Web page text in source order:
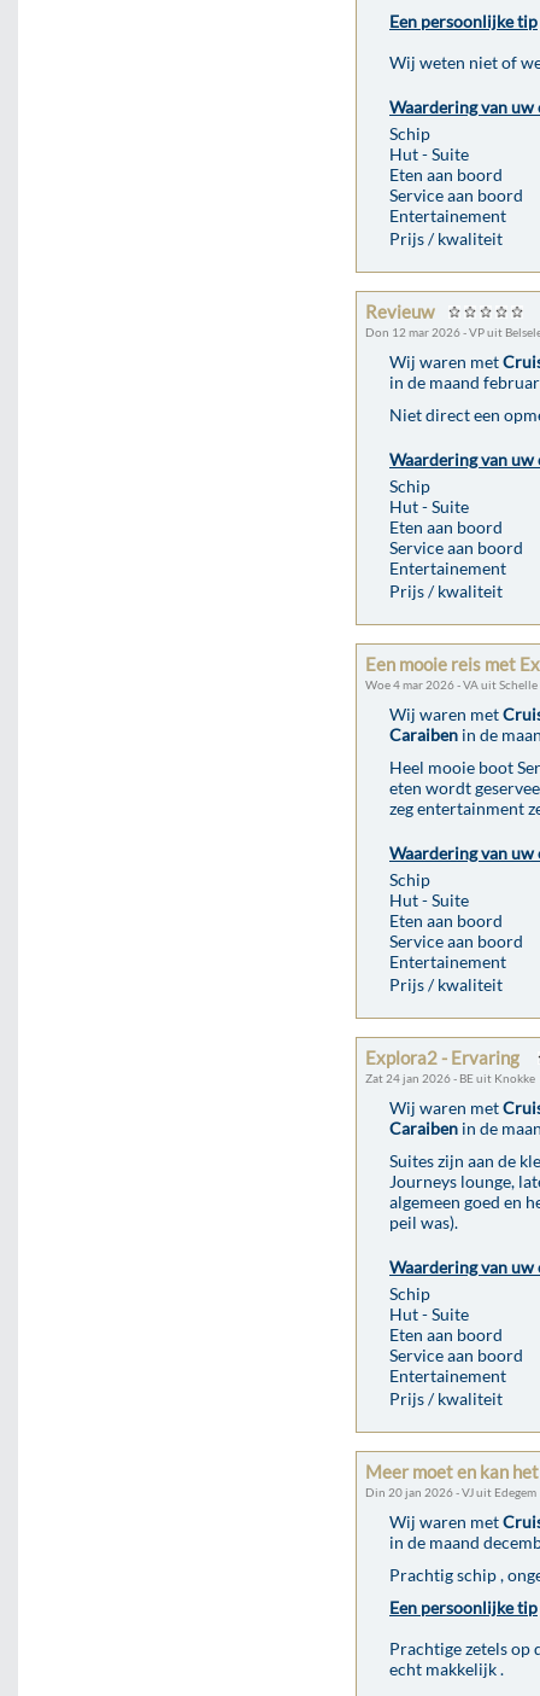
Een persoonlijke tip
Wij weten niet of
Waardering van uw
Schip
Hut - Suite
Eten aan boord
Service aan boord
Entertainement
Prijs / kwaliteit
Revieuw
Don 12 mar 2026 - VP uit
Wij waren met
in de maand
Niet direct een
Waardering van uw
Schip
Hut - Suite
Eten aan boord
Service aan boord
Entertainement
Prijs / kwaliteit
Een mooie reis met
Woe 4 mar 2026 - VA uit Schelle
Wij waren met
Caraiben in de
Heel mooie boot
eten wordt
zeg entertainment
Waardering van uw
Schip
Hut - Suite
Eten aan boord
Service aan boord
Entertainement
Prijs / kwaliteit
Explora2 - Ervaring
Zat 24 jan 2026 - BE uit Knokke
Wij waren met
Caraiben in de
Suites zijn aan de
Journeys lounge,
algemeen goed en
peil was).
Waardering van uw
Schip
Hut - Suite
Eten aan boord
Service aan boord
Entertainement
Prijs / kwaliteit
Meer moet en kan
Din 20 jan 2026 - VJ uit Edegem
Wij waren met
in de maand
Prachtig schip ,
Een persoonlijke tip
Prachtige zetels op
echt makkelijk .